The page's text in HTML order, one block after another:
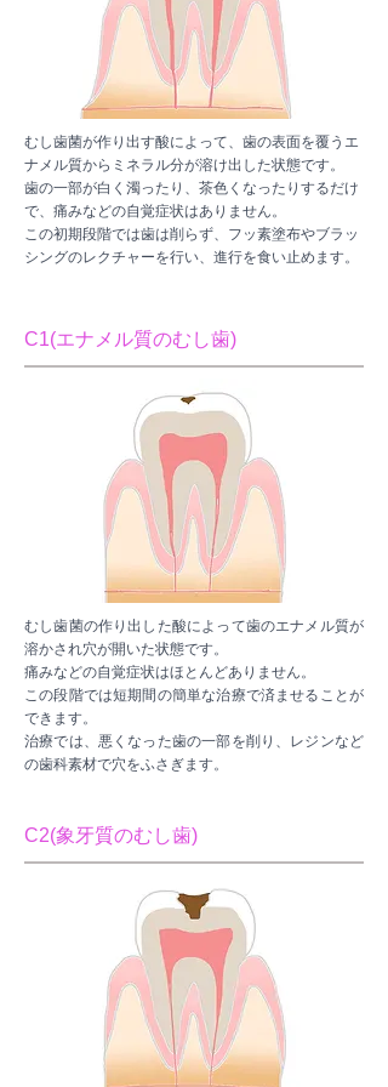
むし歯菌が作り出す酸によって、歯の表面を覆うエ
ナメル質からミネラル分が溶け出した状態です。
歯の一部が白く濁ったり、茶色くなったりするだけ
で、痛みなどの自覚症状はありません。
この初期段階では歯は削らず、フッ素塗布やブラッ
シングのレクチャーを行い、進行を食い止めます。
C1(エナメル質のむし歯)
むし歯菌の作り出した酸によって歯のエナメル質が
溶かされ穴が開いた状態です。
痛みなどの自覚症状はほとんどありません。
この段階では短期間の簡単な治療で済ませることが
できます。
治療では、悪くなった歯の一部を削り、レジンなど
の歯科素材で穴をふさぎます。
C2(象牙質のむし歯)